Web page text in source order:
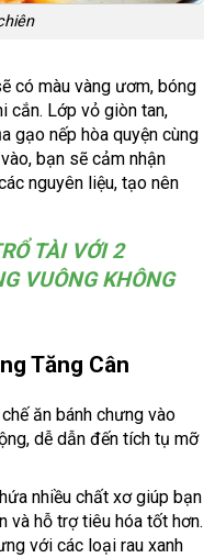
có màu vàng ươm, bóng
cắn. Lớp vỏ giòn tan,
gạo nếp hòa quyện cùng
bạn sẽ cảm nhận
nguyên liệu, tạo nên
TÀI VỚI 2
VUÔNG KHÔNG
Tăng Cân
ăn bánh chưng vào
dễ dẫn đến tích tụ mỡ
nhiều chất xơ giúp bạn
và hỗ trợ tiêu hóa tốt hơn.
với các loại rau xanh